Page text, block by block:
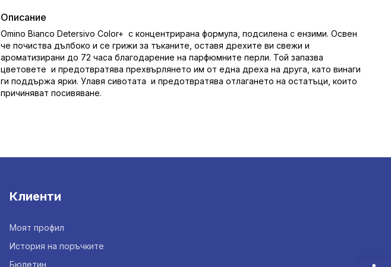
Описание
Omino Bianco Detersivo Color+ с концентрирана формула, подсилена с ензими. Освен
че почиства дълбоко и се грижи за тъканите, оставя дрехите ви свежи и
ароматизирани до 72 часа благодарение на парфюмните перли. Той запазва
цветовете и предотвратява прехвърлянето им от една дреха на друга, като винаги
ги поддържа ярки. Улавя сивотата и предотвратява отлагането на остатъци, които
причиняват посивяване.
Клиенти
Моят профил
История на поръчките
Бюлетин